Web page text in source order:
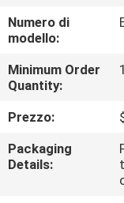
VISITA
FABBRICA
CONTROLLO
DELLA
Numero di
modello:
Minimum Order
Quantity:
Prezzo:
Packaging
Details: